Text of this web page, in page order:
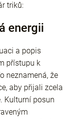
triků:
energii
a popis
přístupu k
neznamená, že
aby přijali zcela
Kulturní posun